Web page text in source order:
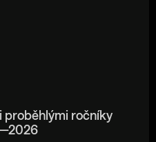
proběhlými ročníky